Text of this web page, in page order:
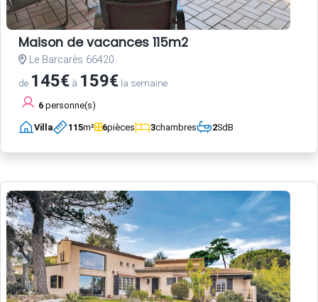
Maison de vacances 115m2
Le Barcarès 66420
de 145€ à 159€ la semaine
6 personne(s)
Villa 115m² 6pièces 3chambres 2SdB